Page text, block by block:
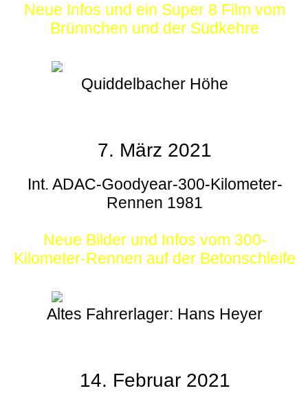
Neue Infos und ein Super 8 Film vom
Brünnchen und der Südkehre
Quiddelbacher Höhe
7. März 2021
Int. ADAC-Goodyear-300-Kilometer-
Rennen 1981
Neue Bilder und Infos vom 300-
Kilometer-Rennen auf der Betonschleife
Altes Fahrerlager: Hans Heyer
14. Februar 2021